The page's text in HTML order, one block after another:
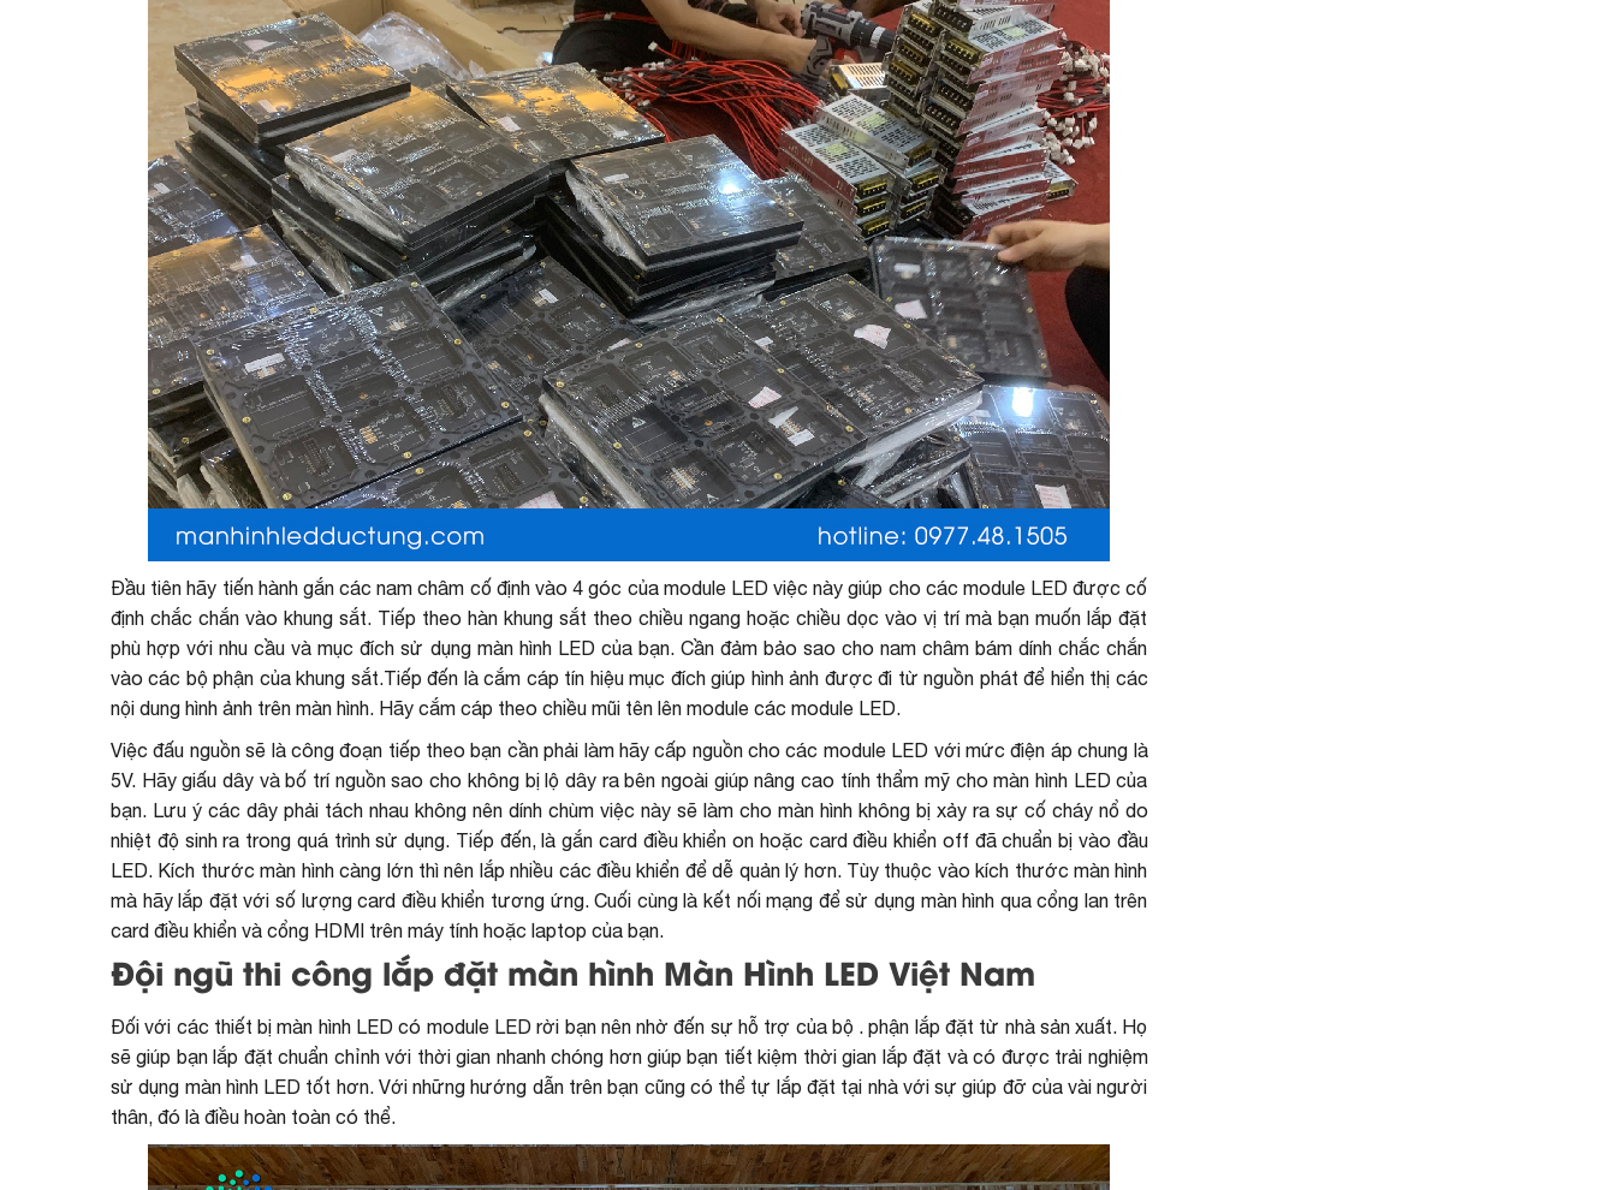
Đầu tiên hãy tiến hành gắn các nam châm cố định vào 4 góc của module LED việc này giúp cho các module LED được cố
định chắc chắn vào khung sắt. Tiếp theo hàn khung sắt theo chiều ngang hoặc chiều dọc vào vị trí mà bạn muốn lắp đặt
phù hợp với nhu cầu và mục đích sử dụng màn hình LED của bạn. Cần đảm bảo sao cho nam châm bám dính chắc chắn
vào các bộ phận của khung sắt.Tiếp đến là cắm cáp tín hiệu mục đích giúp hình ảnh được đi từ nguồn phát để hiển thị các
nội dung hình ảnh trên màn hình. Hãy cắm cáp theo chiều mũi tên lên module các module LED.
Việc đấu nguồn sẽ là công đoạn tiếp theo bạn cần phải làm hãy cấp nguồn cho các module LED với mức điện áp chung là
5V. Hãy giấu dây và bố trí nguồn sao cho không bị lộ dây ra bên ngoài giúp nâng cao tính thẩm mỹ cho màn hình LED của
bạn. Lưu ý các dây phải tách nhau không nên dính chùm việc này sẽ làm cho màn hình không bị xảy ra sự cố cháy nổ do
nhiệt độ sinh ra trong quá trình sử dụng. Tiếp đến, là gắn card điều khiển on hoặc card điều khiển off đã chuẩn bị vào đầu
LED. Kích thước màn hình càng lớn thì nên lắp nhiều các điều khiển để dễ quản lý hơn. Tùy thuộc vào kích thước màn hình
mà hãy lắp đặt với số lượng card điều khiển tương ứng. Cuối cùng là kết nối mạng để sử dụng màn hình qua cổng lan trên
card điều khiển và cổng HDMI trên máy tính hoặc laptop của bạn.
Đội ngũ thi công lắp đặt màn hình Màn Hình LED Việt Nam
Đối với các thiết bị màn hình LED có module LED rời bạn nên nhờ đến sự hỗ trợ của bộ . phận lắp đặt từ nhà sản xuất. Họ
sẽ giúp bạn lắp đặt chuẩn chỉnh với thời gian nhanh chóng hơn giúp bạn tiết kiệm thời gian lắp đặt và có được trải nghiệm
sử dụng màn hình LED tốt hơn. Với những hướng dẫn trên bạn cũng có thể tự lắp đặt tại nhà với sự giúp đỡ của vài người
thân, đó là điều hoàn toàn có thể.